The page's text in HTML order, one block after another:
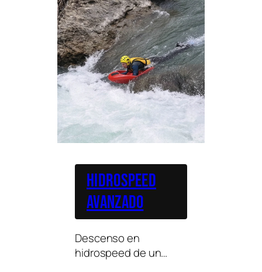
Hidrospeed
avanzado
Descenso en
hidrospeed de un